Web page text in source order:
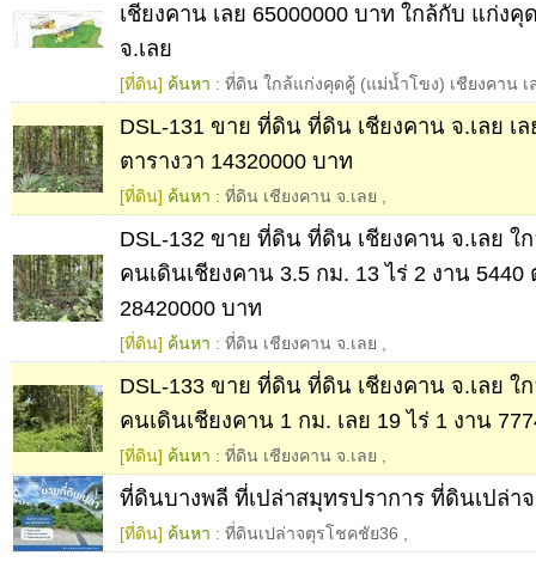
เชียงคาน เลย 65000000 บาท ใกล้กับ แก่งคุ
จ.เลย
[ที่ดิน] ค้นหา : ที่ดิน ใกล้แก่งคุดคู้ (แม่น้ำโขง) เชียงคาน เ
DSL-131 ขาย ที่ดิน ที่ดิน เชียงคาน จ.เลย เล
ตารางวา 14320000 บาท
[ที่ดิน] ค้นหา : ที่ดิน เชียงคาน จ.เลย
DSL-132 ขาย ที่ดิน ที่ดิน เชียงคาน จ.เลย ใ
คนเดินเชียงคาน 3.5 กม. 13 ไร่ 2 งาน 5440
28420000 บาท
[ที่ดิน] ค้นหา : ที่ดิน เชียงคาน จ.เลย
DSL-133 ขาย ที่ดิน ที่ดิน เชียงคาน จ.เลย ใ
คนเดินเชียงคาน 1 กม. เลย 19 ไร่ 1 งาน
[ที่ดิน] ค้นหา : ที่ดิน เชียงคาน จ.เลย
ที่ดินบางพลี ที่เปล่าสมุทรปราการ ที่ดินเปล่า
[ที่ดิน] ค้นหา : ที่ดินเปล่าจตุรโชคชัย36